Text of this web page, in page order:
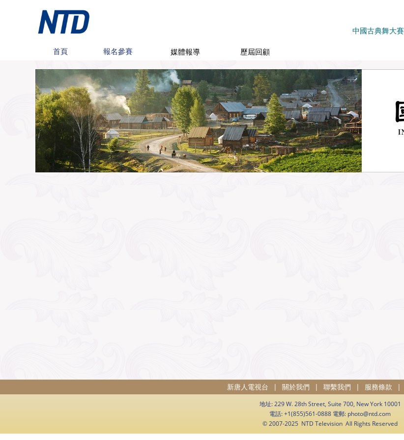
中國古典舞大賽
首頁 報名參賽 媒體報導 歷屆回顧
新唐人電視台 | 關於我們 | 聯繫我們 | 服務條款 |
地址: 229 W. 28th Street, Suite 700, New York 10001
電話: +1(855)561-0888 電郵: photo@ntd.com
© 2007-2025 NTD Television All Rights Reserved